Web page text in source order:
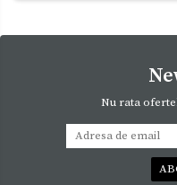
Nu rata